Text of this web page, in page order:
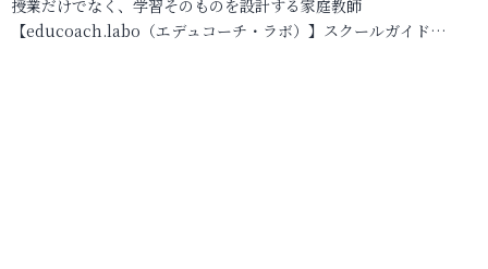
授業だけでなく、学習そのものを設計する家庭教師
【educoach.labo（エデュコーチ・ラボ）】スクールガイド…